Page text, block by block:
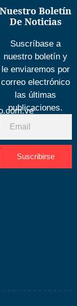
Nuestro Boletín
De Noticias
Suscríbase a
nuestro boletín y
le enviaremos por
correo electrónico
las últimas
publicaciones.
Suscribirse